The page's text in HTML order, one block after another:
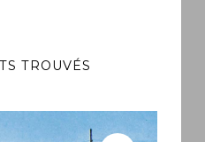
TROUVÉS